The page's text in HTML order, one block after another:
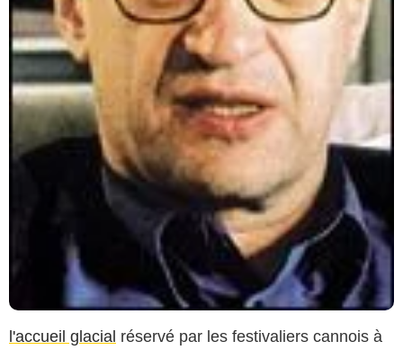
l'accueil glacial réservé par les festivaliers cannois à